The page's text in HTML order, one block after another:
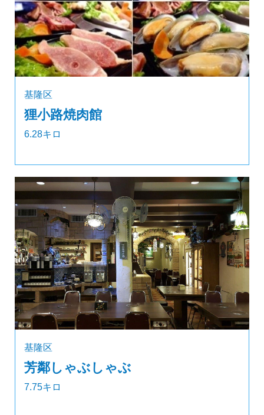
基隆区
狸小路焼肉館
6.28キロ
基隆区
芳鄰しゃぶしゃぶ
7.75キロ